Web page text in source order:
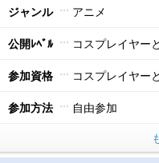
ジャンル アニメ
公開ﾚﾍﾞﾙ コスプレイヤー
参加資格 コスプレイヤー
参加方法 自由参加